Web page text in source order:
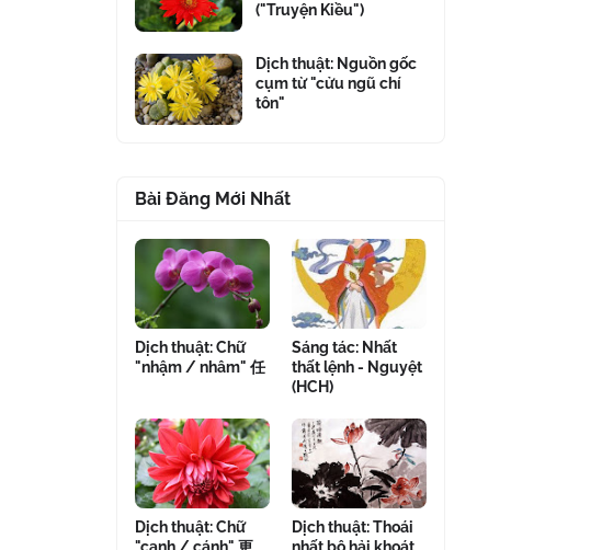
("Truyện Kiều")
Dịch thuật: Nguồn gốc
cụm từ "cửu ngũ chí
tôn"
Bài Đăng Mới Nhất
Dịch thuật: Chữ
"nhậm / nhâm" 任
Sáng tác: Nhất
thất lệnh - Nguyệt
(HCH)
Dịch thuật: Chữ
Dịch thuật: Thoái